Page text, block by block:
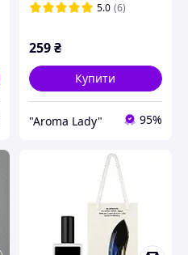
Герл Уайт) 80 мл
5.0 (6)
259₴
Купити
"Aroma Lady" 95%